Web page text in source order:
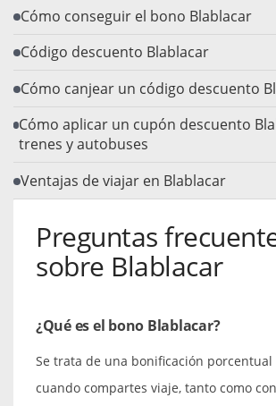
Cómo conseguir el bono Blablacar
Código descuento Blablacar
Cómo canjear un código descuento
Cómo aplicar un cupón descuento
trenes y autobuses
Ventajas de viajar en Blablacar
Preguntas
sobre Blablacar
¿Qué es el bono Blablacar?
Se trata de una bonificación porcentual
cuando compartes viaje, tanto como